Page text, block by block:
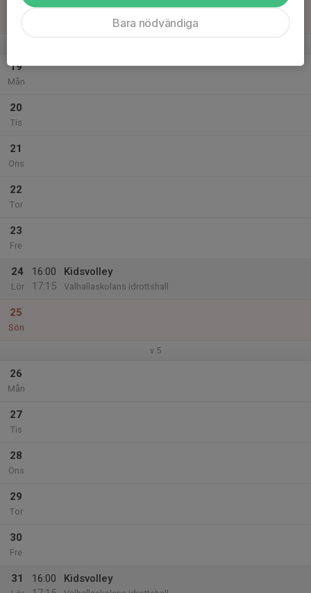
19
Mån
20
Tis
21
Ons
22
Tor
23
Fre
24
Lör
16:00
17:15
Kidsvolley
Valhallaskolans idrottshall
25
Sön
v.5
26
Mån
27
Tis
28
Ons
29
Tor
30
Fre
31
16:00
Kidsvolley
Bara nödvändiga